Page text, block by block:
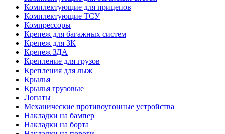
Комплектующие для прицепов
Комплектующие ТСУ
Компрессоры
Крепеж для багажных систем
Крепеж для ЗК
Крепеж ЗДА
Крепление для грузов
Крепления для лыж
Крылья
Крылья грузовые
Лопаты
Механические противоугонные устройства
Накладки на бампер
Накладки на борта